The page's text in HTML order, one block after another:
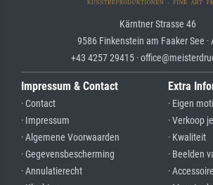
Kärntner Strasse 46
9586 Finkenstein am Faaker See ·
+43 4257 29415 ·
Impressum & Contact
· Contact
· Impressum
· Algemene Voorwaarden
· Gegevensbescherming
· Annulatierecht
Extra
· Eigen
· Verkoop
· Kwaliteit
· Beelden
·